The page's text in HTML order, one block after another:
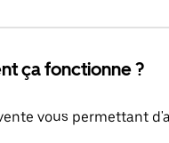
ça fonctionne ?
vous permettant